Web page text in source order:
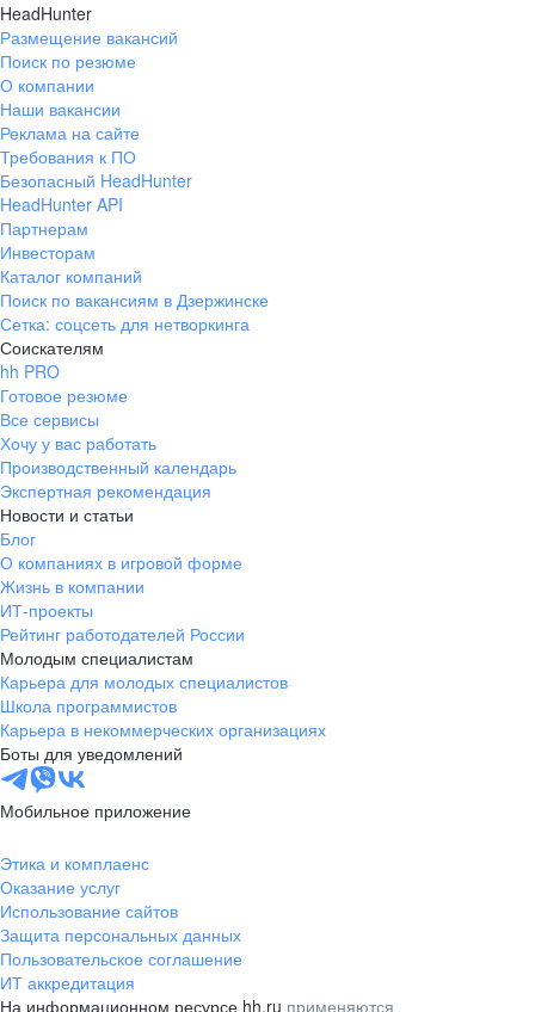
HeadHunter
Размещение вакансий
Поиск по резюме
О компании
Наши вакансии
Реклама на сайте
Требования к ПО
Безопасный HeadHunter
HeadHunter API
Партнерам
Инвесторам
Каталог компаний
Поиск по вакансиям в Дзержинске
Сетка: соцсеть для нетворкинга
Соискателям
hh PRO
Готовое резюме
Все сервисы
Хочу у вас работать
Производственный календарь
Экспертная рекомендация
Новости и статьи
Блог
О компаниях в игровой форме
Жизнь в компании
ИТ-проекты
Рейтинг работодателей России
Молодым специалистам
Карьера для молодых специалистов
Школа программистов
Карьера в некоммерческих организациях
Боты для уведомлений
Мобильное приложение
Этика и комплаенс
Оказание услуг
Использование сайтов
Защита персональных данных
Пользовательское соглашение
ИТ аккредитация
На информационном ресурсе hh.ru применяются